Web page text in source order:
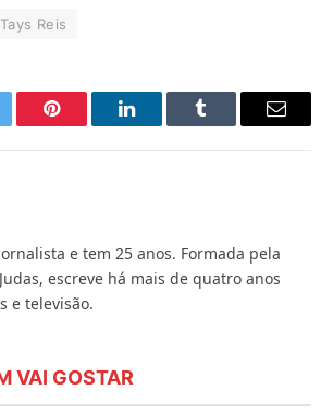
Tays Reis
Pinterest LinkedInTumblr
E-
jornalista e tem 25 anos. Formada pela
escreve há mais de quatro anos
e televisão.
VAI GOSTAR